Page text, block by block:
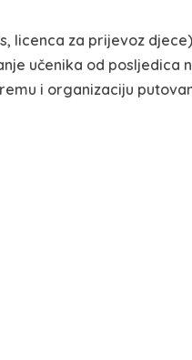
licenca za prijevoz
učenika od posljedica
i organizaciju